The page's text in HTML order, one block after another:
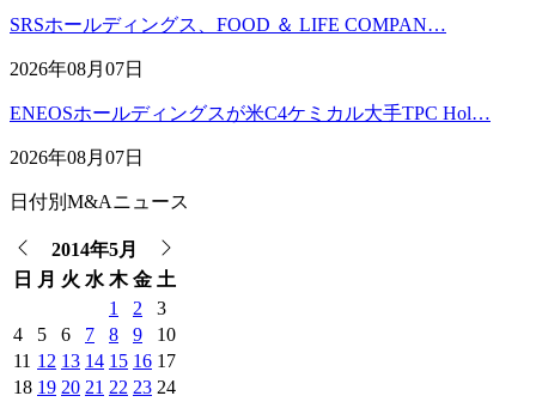
SRSホールディングス、FOOD ＆ LIFE COMPAN…
2026年08月07日
ENEOSホールディングスが米C4ケミカル大手TPC Hol…
2026年08月07日
日付別M&Aニュース
2014年5月
日
月 火 水 木 金 土
1
2
3
4
5 6 7 8 9
10
11 12 13 14 15 16 17
18 19 20 21 22 23 24